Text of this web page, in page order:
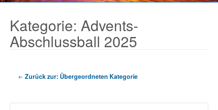
Kategorie: Advents-
Abschlussball 2025
Zurück zur: Übergeordneten Kategorie